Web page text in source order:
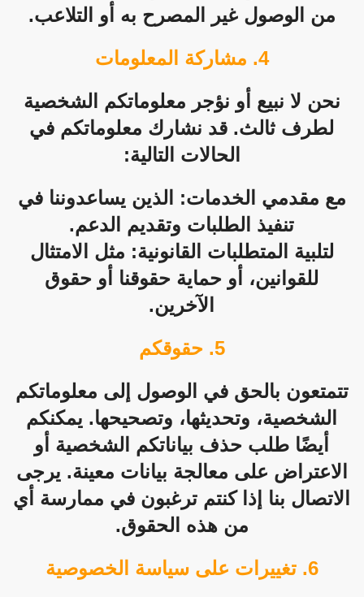
من الوصول غير المصرح به أو التلاعب.
4. مشاركة المعلومات
نحن لا نبيع أو نؤجر معلوماتكم الشخصية
لطرف ثالث. قد نشارك معلوماتكم في
الحالات التالية:
مع مقدمي الخدمات: الذين يساعدوننا في
تنفيذ الطلبات وتقديم الدعم.
لتلبية المتطلبات القانونية: مثل الامتثال
للقوانين، أو حماية حقوقنا أو حقوق
الآخرين.
5. حقوقكم
تتمتعون بالحق في الوصول إلى معلوماتكم
الشخصية، وتحديثها، وتصحيحها. يمكنكم
أيضًا طلب حذف بياناتكم الشخصية أو
الاعتراض على معالجة بيانات معينة. يرجى
الاتصال بنا إذا كنتم ترغبون في ممارسة أي
من هذه الحقوق.
6. تغييرات على سياسة الخصوصية